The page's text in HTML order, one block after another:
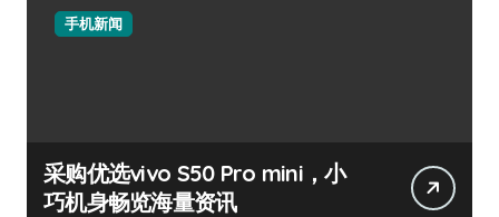
手机新闻
采购优选vivo S50 Pro mini，小
巧机身畅览海量资讯